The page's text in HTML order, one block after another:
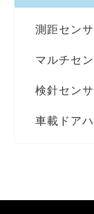
測距センサ
マルチセ
検針センサ
車載ドア